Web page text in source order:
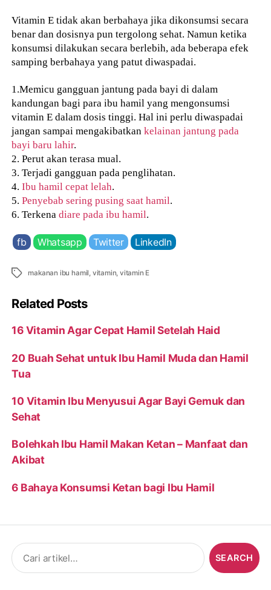
Vitamin E tidak akan berbahaya jika dikonsumsi secara
benar dan dosisnya pun tergolong sehat. Namun ketika
konsumsi dilakukan secara berlebih, ada beberapa efek
samping berbahaya yang patut diwaspadai.
1.Memicu gangguan jantung pada bayi di dalam
kandungan bagi para ibu hamil yang mengonsumsi
vitamin E dalam dosis tinggi. Hal ini perlu diwaspadai
jangan sampai mengakibatkankelainan jantung pada
bayi baru lahir.
2. Perut akan terasa mual.
3. Terjadi gangguan pada penglihatan.
4.Ibu hamil cepat lelah.
5.Penyebab sering pusing saat hamil.
6. Terkenadiare pada ibu hamil.
fb Whatsapp Twitter LinkedIn
Tags makanan ibu hamil vitamin vitamin E
Related Posts
16 Vitamin Agar Cepat Hamil Setelah Haid
20 Buah Sehat untuk Ibu Hamil Muda dan Hamil
Tua
10 Vitamin Ibu Menyusui Agar Bayi Gemuk dan
Sehat
Bolehkah Ibu Hamil Makan Ketan – Manfaat dan
Akibat
6 Bahaya Konsumsi Ketan bagi Ibu Hamil
Search
for: